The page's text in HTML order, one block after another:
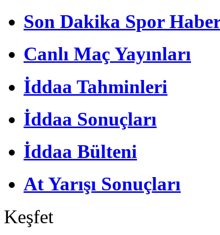
Son Dakika Spor
Canlı Maç Yayınları
İddaa Tahminleri
İddaa Sonuçları
İddaa Bülteni
At Yarışı Sonuçları
Keşfet